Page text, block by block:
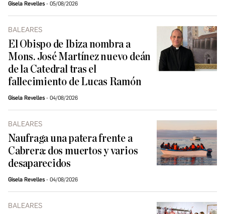
Gisela Revelles 05/08/2026
BALEARES
El Obispo de Ibiza nombra a
Mons. José Martínez nuevo deán
de la Catedral tras el
fallecimiento de Lucas Ramón
Gisela Revelles 04/08/2026
BALEARES
Naufraga una patera frente a
Cabrera: dos muertos y varios
desaparecidos
Gisela Revelles 04/08/2026
BALEARES